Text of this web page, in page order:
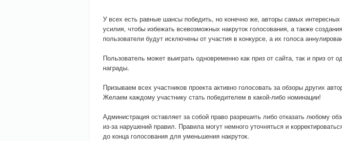
У всех есть равные шансы победить, но конечно же, авторы самых
усилия, чтобы избежать всевозможных накруток голосования, а также
пользователи будут исключены от участия в конкурсе, а их голоса
Пользователь может выиграть одновременно как приз от сайта, так и приз от
награды.
Призываем всех участников проекта активно голосовать за обзоры других
Желаем каждому участнику стать победителем в какой-либо номинации!
Администрация оставляет за собой право разрешить либо отказать любому
из-за нарушений правил. Правила могут немного уточняться и
до конца голосования для уменьшения накруток.